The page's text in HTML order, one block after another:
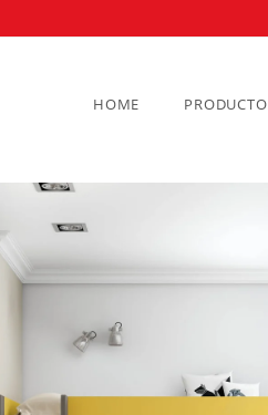
HOME